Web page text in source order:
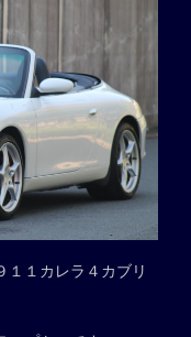
１１カレラ４カブリ